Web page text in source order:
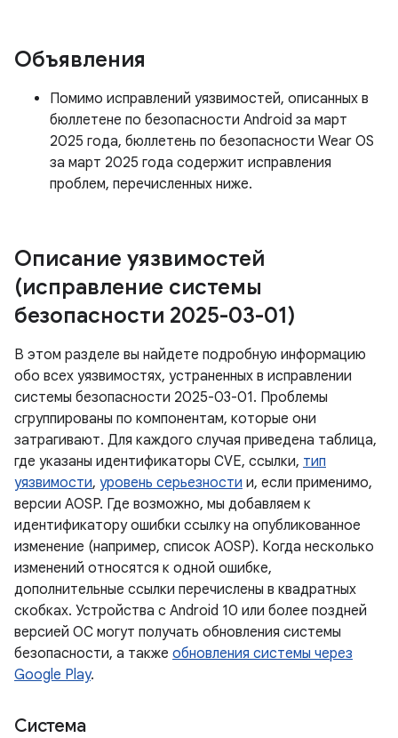
Объявления
Помимо исправлений уязвимостей, описанных в
бюллетене по безопасности Android за март
2025 года, бюллетень по безопасности Wear OS
за март 2025 года содержит исправления
проблем, перечисленных ниже.
Описание уязвимостей
(исправление системы
безопасности 2025-03-01)
В этом разделе вы найдете подробную информацию
обо всех уязвимостях, устраненных в исправлении
системы безопасности 2025-03-01. Проблемы
сгруппированы по компонентам, которые они
затрагивают. Для каждого случая приведена таблица,
где указаны идентификаторы CVE, ссылки, тип
уязвимости, уровень серьезности и, если применимо,
версии AOSP. Где возможно, мы добавляем к
идентификатору ошибки ссылку на опубликованное
изменение (например, список AOSP). Когда несколько
изменений относятся к одной ошибке,
дополнительные ссылки перечислены в квадратных
скобках. Устройства с Android 10 или более поздней
версией ОС могут получать обновления системы
безопасности, а также обновления системы через
Google Play.
Система